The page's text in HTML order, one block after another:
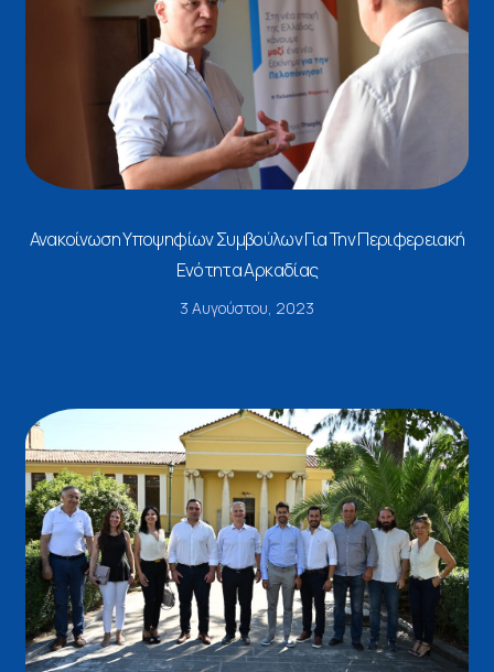
Ανακοίνωση Υποψηφίων Συμβούλων Για Την Περιφερειακή
Ενότητα Αρκαδίας
3 Αυγούστου, 2023